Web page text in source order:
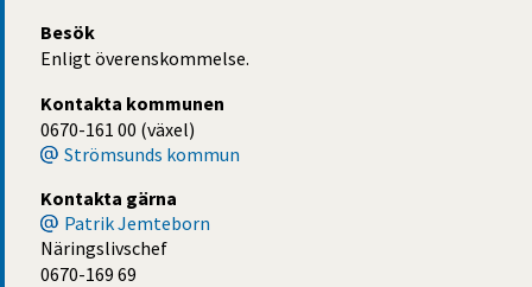
Besök
Enligt överenskommelse.
Kontakta kommunen
0670-161 00 (växel)
Strömsunds kommun
Kontakta gärna
Patrik Jemteborn
Näringslivschef
0670-169 69